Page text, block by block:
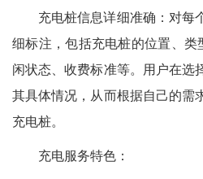
充电桩信息详细准确：对每
细标注，包括充电桩的位置、
闲状态、收费标准等。用户在选
其具体情况，从而根据自己的需
充电桩。
充电服务特色：